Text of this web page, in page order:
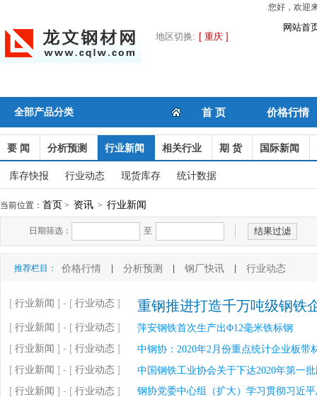
您好，欢迎
网站首
地区切换: [ 重庆 ]
全部产品分类 首 页 价格行情
要 闻 分析预测 行业新闻 相关行业 期 货 国际新闻
库存快报 行业动态 现货库存 统计数据
当前位置： 首页 > 资讯 > 行业新闻
日期筛选： 至
推荐栏目： 价格行情 分析预测 钢厂快讯 行业动态
[ 行业新闻 ] - [ 行业动态 ] 重钢推进打造千万吨级钢铁
[ 行业新闻 ] - [ 行业动态 ] 萍安钢铁首次生产出Φ12毫米铁标钢
[ 行业新闻 ] - [ 行业动态 ] 中钢协：2020年2月份重点统计企业板带
[ 行业新闻 ] - [ 行业动态 ] 中国钢铁工业协会关于下达2020年第一
[ 行业新闻 ] - [ 行业动态 ]
钢协党委中心组（扩大）学习贯彻习近